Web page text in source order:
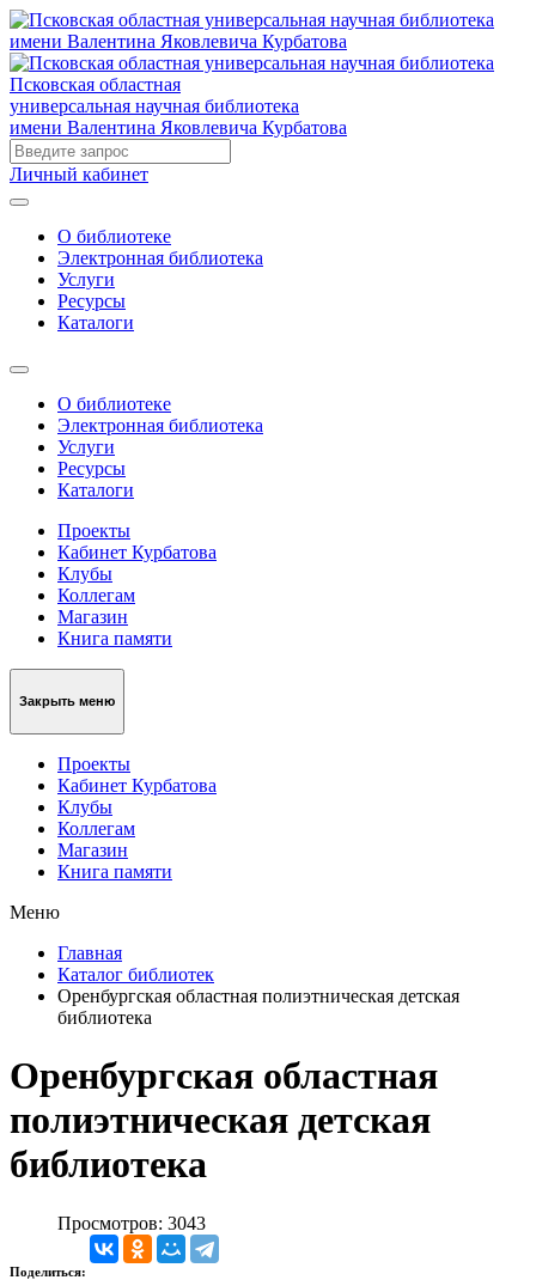
Псковская областная
универсальная научная библиотека
имени Валентина Яковлевича Курбатова
Личный кабинет
О библиотеке
Электронная библиотека
Услуги
Ресурсы
Каталоги
О библиотеке
Электронная библиотека
Услуги
Ресурсы
Каталоги
Проекты
Кабинет Курбатова
Клубы
Коллегам
Магазин
Книга памяти
Закрыть меню
Проекты
Кабинет Курбатова
Клубы
Коллегам
Магазин
Книга памяти
Меню
Главная
Каталог библиотек
Оренбургская областная полиэтническая детская
библиотека
Оренбургская областная
полиэтническая детская
библиотека
Просмотров: 3043
Поделиться: